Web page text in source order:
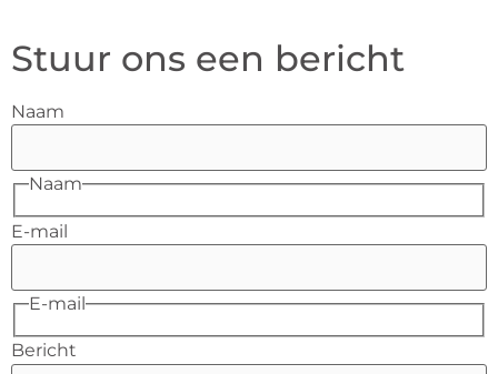
Stuur ons een bericht
Naam
Naam
E-mail
E-mail
Bericht